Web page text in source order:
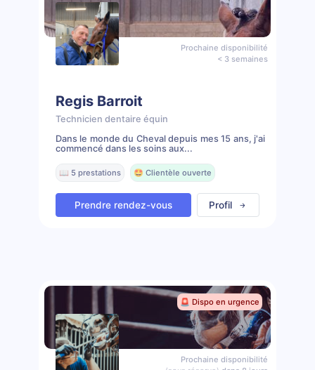
Prochaine disponibilité
< 3 semaines
Regis Barroit
Technicien dentaire équin
Dans le monde du Cheval depuis mes 15 ans, j'ai
commencé dans les soins aux...
📖 5 prestations 🤩 Clientèle ouverte
Prendre rendez-vous Profil
🚨 Dispo en urgence
Prochaine disponibilité